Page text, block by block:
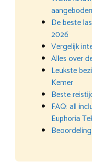
De beste
2026
Vergelijk
Alles over
Leukste
Kemer
Beste
FAQ: all
Euphoria